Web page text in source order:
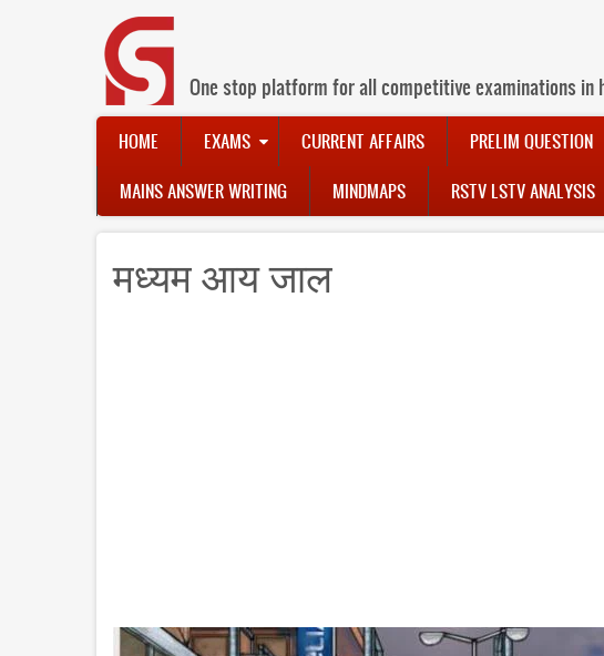
One stop platform for all competitive examinations in
Main
navigation
HOME EXAMS CURRENT AFFAIRS PRELIM QUESTION
MAINS ANSWER WRITING MINDMAPS RSTV LSTV ANALYSIS
मध्यम आय जाल